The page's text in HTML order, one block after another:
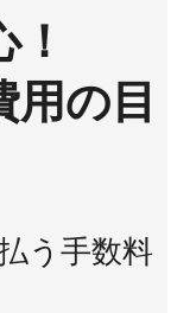
の目
う手数料